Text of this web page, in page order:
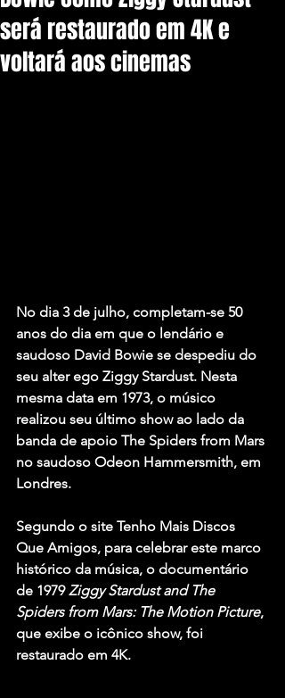
será restaurado em 4K e
voltará aos cinemas
No dia 3 de julho, completam-se 50
anos do dia em que o lendário e
saudoso David Bowie se despediu do
seu alter ego Ziggy Stardust. Nesta
mesma data em 1973, o músico
realizou seu último show ao lado da
banda de apoio The Spiders from Mars
no saudoso Odeon Hammersmith, em
Londres.
Segundo o site Tenho Mais Discos
Que Amigos, para celebrar este marco
histórico da música, o documentário
de 1979 Ziggy Stardust and The
Spiders from Mars: The Motion Picture,
que exibe o icônico show, foi
restaurado em 4K.